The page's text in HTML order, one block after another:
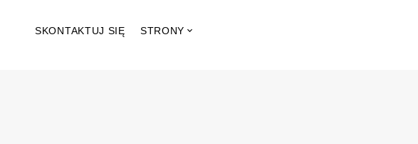
SKONTAKTUJ SIĘ STRONY